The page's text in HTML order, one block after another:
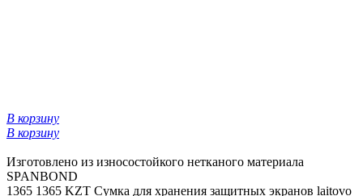
В корзину
В корзину
Изготовлено из износостойкого нетканого материала
SPANBOND
1365 1365 KZT Сумка для хранения защитных экранов laitovo